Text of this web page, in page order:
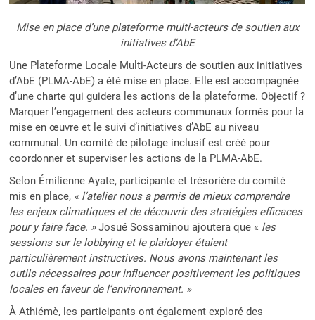
Mise en place d’une plateforme multi-acteurs de soutien aux
initiatives d’AbE
Une Plateforme Locale Multi-Acteurs de soutien aux initiatives
d’AbE (PLMA-AbE) a été mise en place. Elle est accompagnée
d’une charte qui guidera les actions de la plateforme. Objectif ?
Marquer l’engagement des acteurs communaux formés pour la
mise en œuvre et le suivi d’initiatives d’AbE au niveau
communal. Un comité de pilotage inclusif est créé pour
coordonner et superviser les actions de la PLMA-AbE.
Selon Émilienne Ayate, participante et trésorière du comité
mis en place, « l’atelier nous a permis de mieux comprendre
les enjeux climatiques et de découvrir des stratégies efficaces
pour y faire face. »Josué Sossaminou ajoutera que « les
sessions sur le lobbying et le plaidoyer étaient
particulièrement instructives. Nous avons maintenant les
outils nécessaires pour influencer positivement les politiques
locales en faveur de l’environnement. »
À Athiémè, les participants ont également exploré des